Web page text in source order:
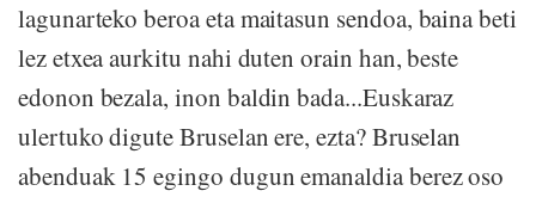
lagunarteko beroa eta maitasun sendoa, baina beti
lez etxea aurkitu nahi duten orain han, beste
edonon bezala, inon baldin bada...Euskaraz
ulertuko digute Bruselan ere, ezta? Bruselan
abenduak 15 egingo dugun emanaldia berez oso